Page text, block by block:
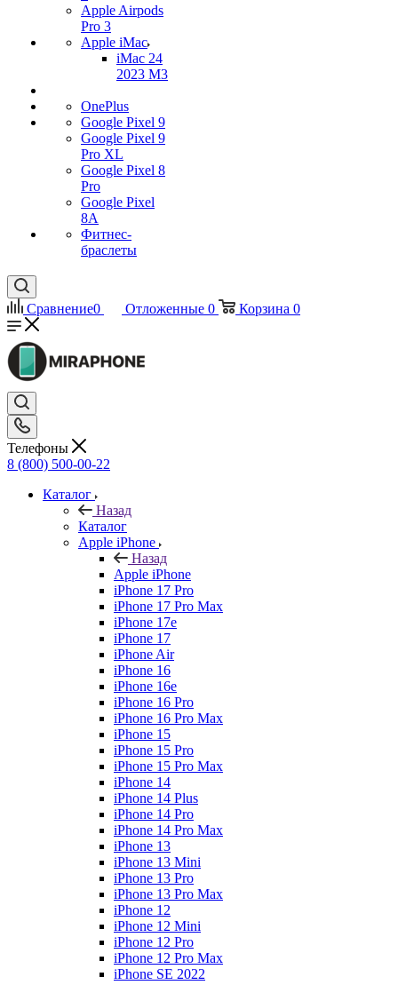
Apple Airpods
Pro 3
Apple iMac
iMac 24
2023 M3
OnePlus
Google Pixel 9
Google Pixel 9
Pro XL
Google Pixel 8
Pro
Google Pixel
8A
Фитнес-
браслеты
Сравнение0 Отложенные 0 Корзина 0
Телефоны
8 (800) 500-00-22
Каталог
Назад
Каталог
Apple iPhone
Назад
Apple iPhone
iPhone 17 Pro
iPhone 17 Pro Max
iPhone 17e
iPhone 17
iPhone Air
iPhone 16
iPhone 16e
iPhone 16 Pro
iPhone 16 Pro Max
iPhone 15
iPhone 15 Pro
iPhone 15 Pro Max
iPhone 14
iPhone 14 Plus
iPhone 14 Pro
iPhone 14 Pro Max
iPhone 13
iPhone 13 Mini
iPhone 13 Pro
iPhone 13 Pro Max
iPhone 12
iPhone 12 Mini
iPhone 12 Pro
iPhone 12 Pro Max
iPhone SE 2022